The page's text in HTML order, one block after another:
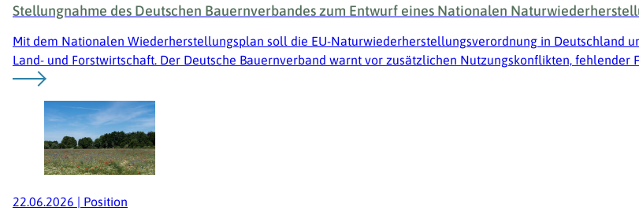
Stellungnahme des Deutschen Bauernverbandes zum Entwurf eines Nationalen
Mit dem Nationalen Wiederherstellungsplan soll die EU-Naturwiederherstellungsverordnung in Deutschland
Land- und Forstwirtschaft. Der Deutsche Bauernverband warnt vor zusätzlichen Nutzungskonflikten, fehlender
22.06.2026 | Position